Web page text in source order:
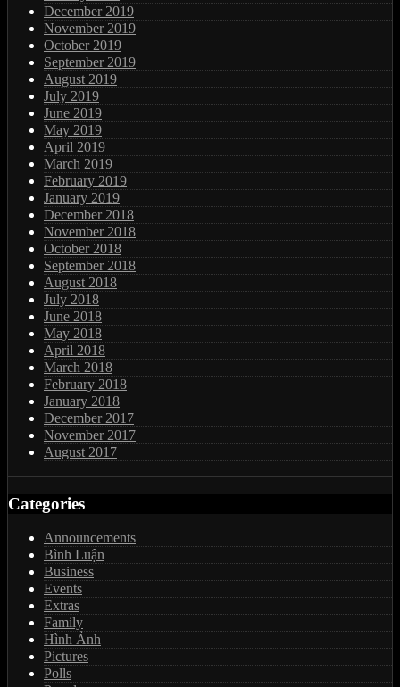
December 2019
November 2019
October 2019
September 2019
August 2019
July 2019
June 2019
May 2019
April 2019
March 2019
February 2019
January 2019
December 2018
November 2018
October 2018
September 2018
August 2018
July 2018
June 2018
May 2018
April 2018
March 2018
February 2018
January 2018
December 2017
November 2017
August 2017
Categories
Announcements
Bình Luận
Business
Events
Extras
Family
Hình Ảnh
Pictures
Polls